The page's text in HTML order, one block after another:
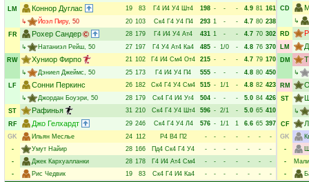
LM
Коннор Дуглас 19 83 Г4 И4 У4 Шт4 198 - - - 4.9 81 161
↳
Йоэл Пиру, 50 20 103 Ск4 Г4 У4 П4 293 1 - - 4.7 80 238
FR
Рохер Сандер 28 179 Г4 И4 У4 Ат4 431 1 - - 4.7 70 302
↳
Натаниэл Рейш, 50 27 197 Г4 У4 Ат4 Ка4 485 - 1/0 - 4.8 76 370
RW
Хуниор Фирпо 21 102 Г4 И4 См4 От4 215 - - - 4.7 79 170
↳
Дэниел Джеймс, 50 25 173 Г4 И4 У4 П4 555 - - - 4.8 80 450
LF
Сонни Перкинс 26 182 Ск4 Г4 У4 См4 515 - 1/1 - 4.8 82 423
↳
Джордан Боуэри, 50 28 179 Ск4 Г4 И4 Уг4 504 - - - 5.0 84 426
ST
Рафинья 31 210 Ск4 Г4 У4 Шт4 596 - 2/1 - 5.0 65 410
RF
Джо Гелхардт 29 246 Ск4 Г4 У4 Л4 576 - 1/1 1 6.6 65 397
GK
Ильян Меслье 24 112 Р4 В4 П2 - - - - - -
-
-
Умут Найир 28 166 Пд4 Ск4 Г4 У4 - - - - - -
-
-
Джек Кархуалланки 28 178 Г4 И4 Ат4 См4 - - - - - -
-
-
Рис Чедвик 19 83 Ск4 Г4 И4 Ка4 - - - - - - -
CD
↳
RD
LM
DM
↳
RM
ST
↳
CF
GK
-
-
-